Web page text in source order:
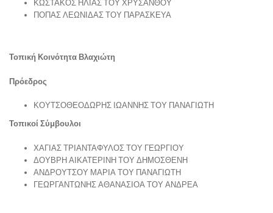
ΚΩΣΤΑΚΟΣ ΗΛΙΑΣ ΤΟΥ ΧΡΥΣΑΝΘΟΥ
ΠΟΠΑΣ ΛΕΩΝΙΔΑΣ ΤΟΥ ΠΑΡΑΣΚΕΥΑ
Τοπική Κοινότητα Βλαχιώτη
Πρόεδρος
ΚΟΥΤΣΟΘΕΟΔΩΡΗΣ ΙΩΑΝΝΗΣ ΤΟΥ ΠΑΝΑΓΙΩΤΗ
Τοπικοί Σύμβουλοι
ΧΑΓΙΑΣ ΤΡΙΑΝΤΑΦΥΛΟΣ ΤΟΥ ΓΕΩΡΓΙΟΥ
ΔΟΥΒΡΗ ΑΙΚΑΤΕΡΙΝΗ ΤΟΥ ΔΗΜΟΣΘΕΝΗ
ΑΝΔΡΟΥΤΣΟΥ ΜΑΡΙΑ ΤΟΥ ΠΑΝΑΓΙΩΤΗ
ΓΕΩΡΓΑΝΤΩΝΗΣ ΑΘΑΝΑΣΙΟΑ ΤΟΥ ΑΝΔΡΕΑ